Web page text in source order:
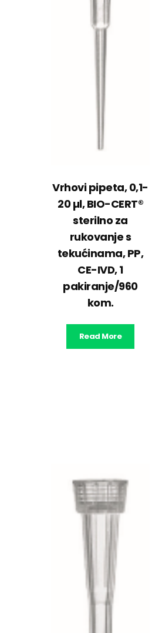
Vrhovi pipeta, 0,1-
20 µl, BIO-CERT®
sterilno za
rukovanje s
tekućinama, PP,
CE-IVD, 1
pakiranje/960
kom.
Read More